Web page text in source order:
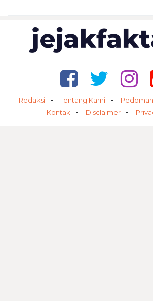
Redaksi Tentang Kami
Kontak
Disclaimer